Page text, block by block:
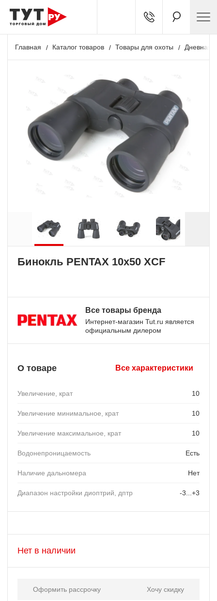
Главная Каталог товаров Товары для охоты Дневная
Бинокль PENTAX 10x50 XCF
Все товары бренда
Интернет-магазин Tut.ru является
официальным дилером
О товаре Все характеристики
Увеличение, крат 10
Увеличение минимальное, крат 10
Увеличение максимальное, крат 10
Водонепроницаемость Есть
Наличие дальномера Нет
Диапазон настройки диоптрий, дптр -3...+3
Нет в наличии
Оформить рассрочку Хочу скидку